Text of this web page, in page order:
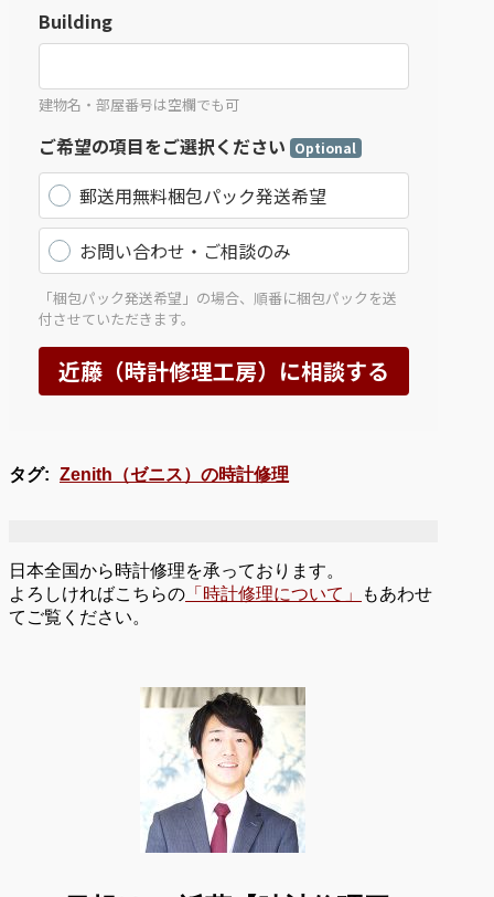
タグ: Zenith（ゼニス）の時計修理
日本全国から時計修理を承っております。
よろしければこちらの 「時計修理について」
もあわせ
てご覧ください。